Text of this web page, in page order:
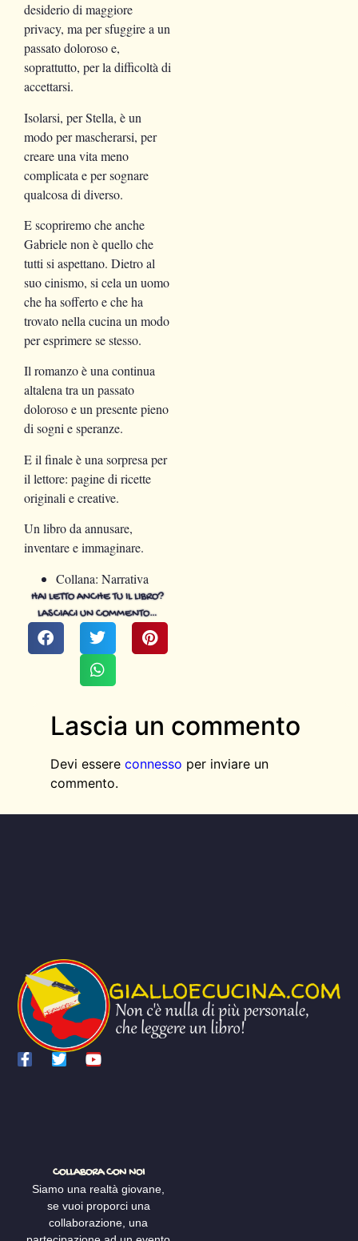
HAI LETTO ANCHE TU IL LIBRO?
LASCIACI UN COMMENTO…
desiderio di maggiore
privacy, ma per sfuggire a un
passato doloroso e,
soprattutto, per la difficoltà di
accettarsi.
Isolarsi, per Stella, è un
modo per mascherarsi, per
creare una vita meno
complicata e per sognare
qualcosa di diverso.
E scopriremo che anche
Gabriele non è quello che
tutti si aspettano. Dietro al
suo cinismo, si cela un uomo
che ha sofferto e che ha
trovato nella cucina un modo
per esprimere se stesso.
Il romanzo è una continua
altalena tra un passato
doloroso e un presente pieno
di sogni e speranze.
E il finale è una sorpresa per
il lettore: pagine di ricette
originali e creative.
Un libro da annusare,
inventare e immaginare.
Collana: Narrativa
Lascia un commento
Devi essere connesso per inviare un
commento.
COLLABORA CON NOI
Siamo una realtà giovane,
se vuoi proporci una
collaborazione, una